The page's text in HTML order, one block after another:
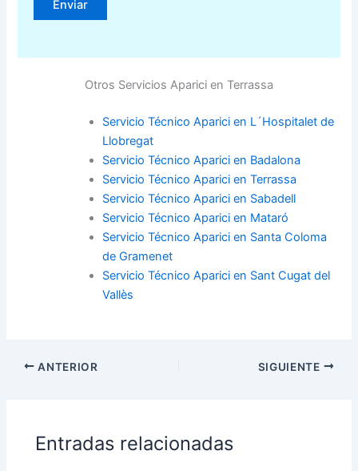
Otros Servicios Aparici en Terrassa
Servicio Técnico Aparici en L´Hospitalet de
Llobregat
Servicio Técnico Aparici en Badalona
Servicio Técnico Aparici en Terrassa
Servicio Técnico Aparici en Sabadell
Servicio Técnico Aparici en Mataró
Servicio Técnico Aparici en Santa Coloma
de Gramenet
Servicio Técnico Aparici en Sant Cugat del
Vallès
ANTERIOR SIGUIENTE
Entradas relacionadas